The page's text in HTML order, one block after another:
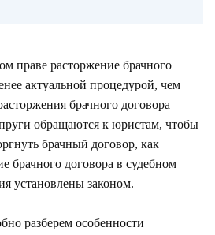
праве расторжение брачного
актуальной процедурой, чем
брачного договора
обращаются к юристам, чтобы
брачный договор, как
брачного договора в судебном
установлены законом.
разберем особенности